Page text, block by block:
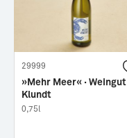
29999
»Mehr Meer« · Weingut
Klundt
0,75l